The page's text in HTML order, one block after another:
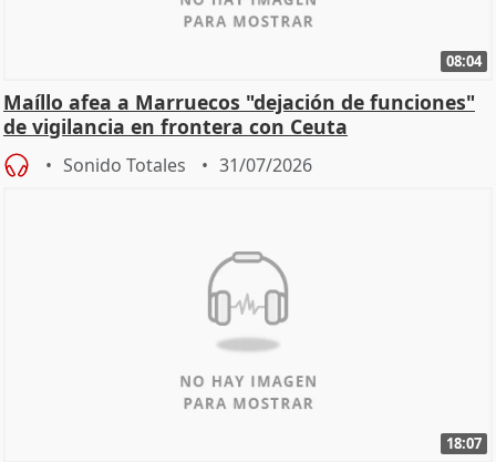
08:04
Maíllo afea a Marruecos "dejación de funciones"
de vigilancia en frontera con Ceuta
Sonido Totales 31/07/2026
18:07